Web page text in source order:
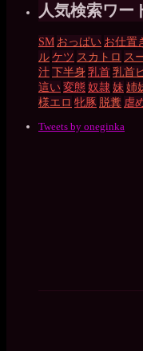
人気検索ワー
SM おっぱい お仕置
ルケツ スカトロ ス
汁下半身乳首乳首
這い変態奴隷 妹姉
様エロ 牝豚 脱糞 虐
Tweets by oneginka